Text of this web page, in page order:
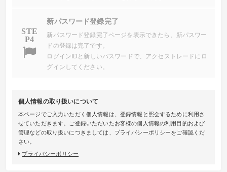
STE
P4
新パスワード登録完了
新パスワード登録完了ページを表示できたら、新パスワー
ドの登録は完了です。
ログインIDと新しいパスワードで、アクセストレードにロ
グインしてください。
個人情報の取り扱いについて
本ページでご入力いただく個人情報は、登録情報と照会するために利用さ
せていただきます。ご登録いただいたお客様の個人情報の利用目的および
管理などの取り扱いにつきましては、プライバシーポリシーをご確認くだ
さい。
プライバシーポリシー